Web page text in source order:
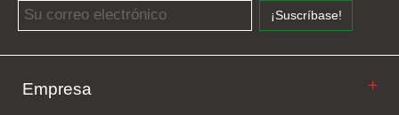
Email address
¡Suscríbase!
Empresa